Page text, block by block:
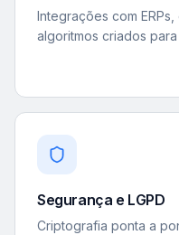
Integrações com
algoritmos criados
Segurança e LGPD
Criptografia ponta a